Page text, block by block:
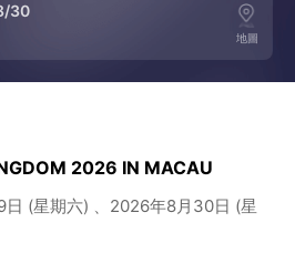
30
地圖
2026 IN MACAU
(星期六) 、2026年8月30日 (星